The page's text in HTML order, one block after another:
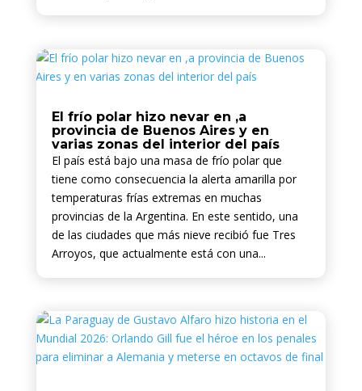
El frío polar hizo nevar en ,a
provincia de Buenos Aires y en
varias zonas del interior del país
El país está bajo una masa de frío polar que
tiene como consecuencia la alerta amarilla por
temperaturas frías extremas en muchas
provincias de la Argentina. En este sentido, una
de las ciudades que más nieve recibió fue Tres
Arroyos, que actualmente está con una...